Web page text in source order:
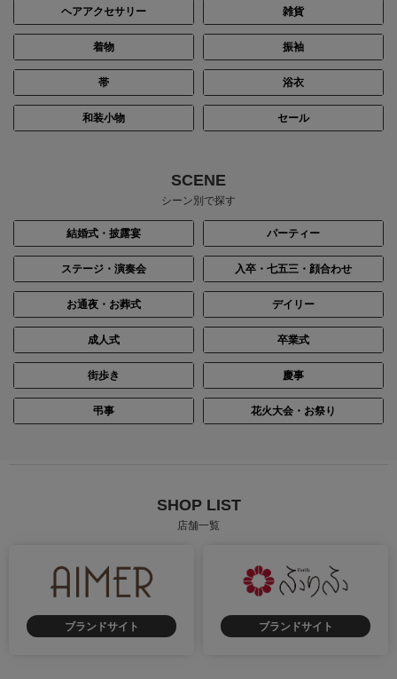
ヘアアクセサリー 雑貨
着物 振袖
帯 浴衣
和装小物 セール
SCENE
シーン別で探す
結婚式・披露宴 パーティー
ステージ・演奏会 入卒・七五三・顔合わせ
お通夜・お葬式 デイリー
成人式 卒業式
街歩き 慶事
弔事 花火大会・お祭り
SHOP LIST
店舗一覧
ブランドサイト ブランドサイト